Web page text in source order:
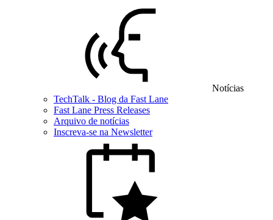
Notícias
TechTalk - Blog da Fast Lane
Fast Lane Press Releases
Arquivo de notícias
Inscreva-se na Newsletter